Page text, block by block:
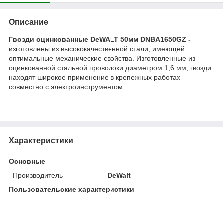
Описание
Гвозди оцинкованные DeWALT 50мм DNBA1650GZ -
изготовлены из высококачественной стали, имеющей
оптимальные механические свойства. Изготовленные из
оцинкованной стальной проволоки диаметром 1,6 мм, гвозди
находят широкое применение в крепежных работах
совместно с электроинструментом.
Характеристики
Основные
Производитель
DeWalt
Пользовательские характеристики